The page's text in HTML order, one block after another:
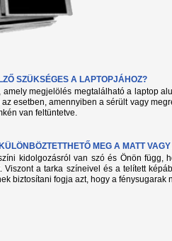
SZÜKSÉGES A LAPTOPJÁHOZ?
megjelölés megtalálható a laptop
esetben, amennyiben a sérült vagy
van feltüntetve.
MEG A MATT
kidolgozásról van szó és Önön függ,
Viszont a tarka színeivel és a telített
biztosítani fogja azt, hogy a fénysugarak